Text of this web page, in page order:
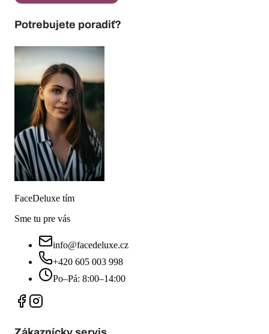
Potrebujete poradiť?
FaceDeluxe tím
Sme tu pre vás
info@facedeluxe.cz
+420 605 003 998
Po–Pá: 8:00–14:00